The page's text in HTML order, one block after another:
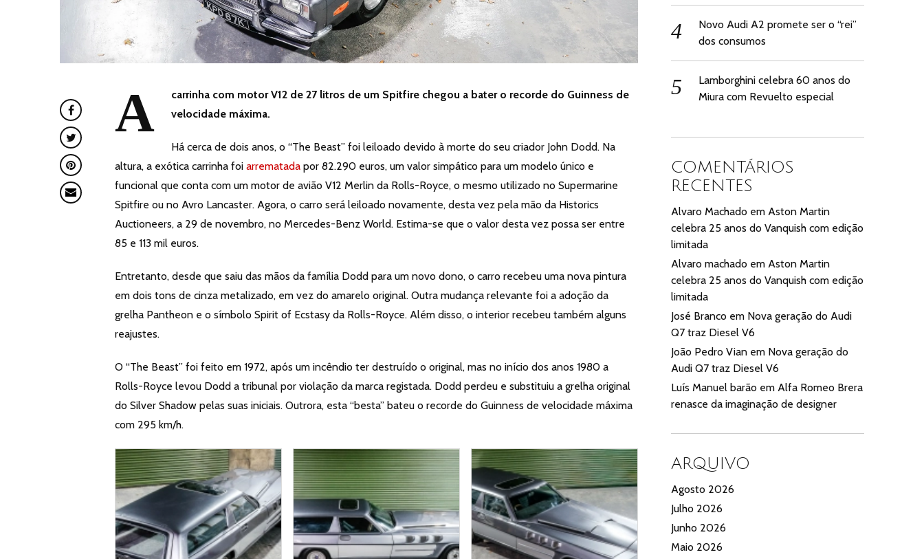
A
carrinha com motor V12 de 27 litros de um Spitfire chegou a bater o recorde do Guinness de
velocidade máxima.
Há cerca de dois anos, o “The Beast” foi leiloado devido à morte do seu criador John Dodd. Na
altura, a exótica carrinha foi arrematada por 82.290 euros, um valor simpático para um modelo único e
funcional que conta com um motor de avião V12 Merlin da Rolls-Royce, o mesmo utilizado no Supermarine
Spitfire ou no Avro Lancaster. Agora, o carro será leiloado novamente, desta vez pela mão da Historics
Auctioneers, a 29 de novembro, no Mercedes-Benz World. Estima-se que o valor desta vez possa ser entre
85 e 113 mil euros.
Entretanto, desde que saiu das mãos da família Dodd para um novo dono, o carro recebeu uma nova pintura
em dois tons de cinza metalizado, em vez do amarelo original. Outra mudança relevante foi a adoção da
grelha Pantheon e o símbolo Spirit of Ecstasy da Rolls-Royce. Além disso, o interior recebeu também alguns
reajustes.
O “The Beast” foi feito em 1972, após um incêndio ter destruído o original, mas no início dos anos 1980 a
Rolls-Royce levou Dodd a tribunal por violação da marca registada. Dodd perdeu e substituiu a grelha original
do Silver Shadow pelas suas iniciais. Outrora, esta “besta” bateu o recorde do Guinness de velocidade máxima
com 295 km/h.
Novo Audi A2 promete ser o “rei”
dos consumos
Lamborghini celebra 60 anos do
Miura com Revuelto especial
COMENTÁRIOS
RECENTES
Alvaro Machado emAston Martin
celebra 25 anos do Vanquish com edição
limitada
Alvaro machado emAston Martin
celebra 25 anos do Vanquish com edição
limitada
José Branco em Nova geração do Audi
Q7 traz Diesel V6
João Pedro Vian em Nova geração do
Audi Q7 traz Diesel V6
Luís Manuel barão emAlfa Romeo Brera
renasce da imaginação de designer
ARQUIVO
Agosto 2026
Julho 2026
Junho 2026
Maio 2026